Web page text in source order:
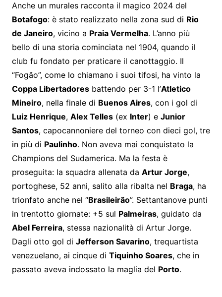
Anche un murales racconta il magico 2024 del
Botafogo: è stato realizzato nella zona sud di Rio
de Janeiro, vicino a Praia Vermelha. L’anno più
bello di una storia cominciata nel 1904, quando il
club fu fondato per praticare il canottaggio. Il
“Fogão”, come lo chiamano i suoi tifosi, ha vinto la
Coppa Libertadoresbattendo per 3-1 l’Atletico
Mineiro, nella finale di Buenos Aires, con i gol di
Luiz Henrique, Alex Telles(ex Inter) e Junior
Santos, capocannoniere del torneo con dieci gol, tre
in più di Paulinho. Non aveva mai conquistato la
Champions del Sudamerica. Ma la festa è
proseguita: la squadra allenata da Artur Jorge,
portoghese, 52 anni, salito alla ribalta nel Braga, ha
trionfato anche nel “Brasileirão”. Settantanove punti
in trentotto giornate: +5 sul Palmeiras, guidato da
Abel Ferreira, stessa nazionalità di Artur Jorge.
Dagli otto gol di Jefferson Savarino, trequartista
venezuelano, ai cinque di Tiquinho Soares, che in
passato aveva indossato la maglia del Porto.